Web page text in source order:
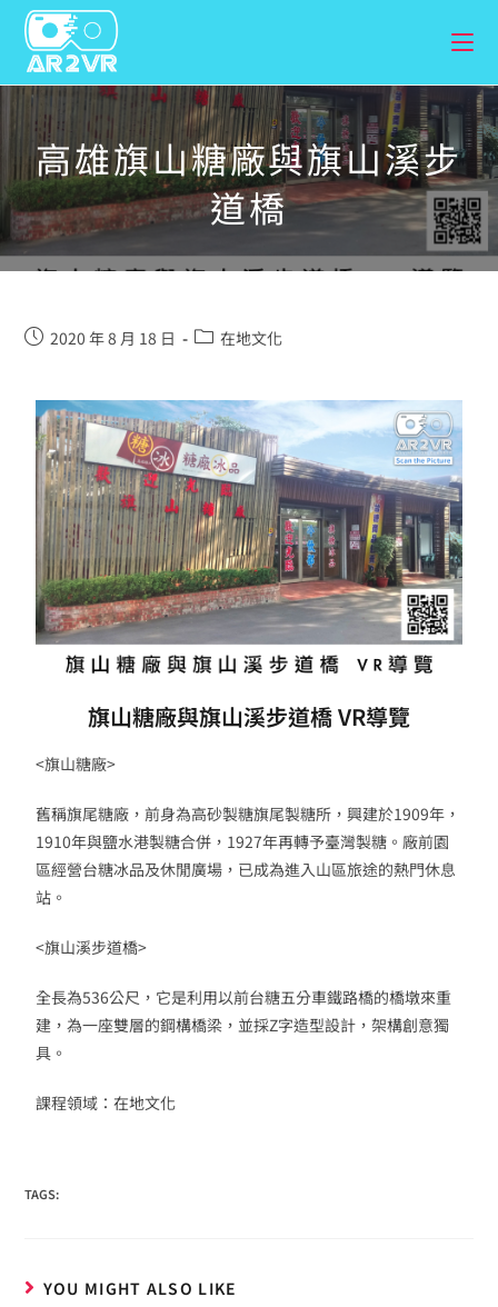
高雄旗山糖廠與旗山溪步
道橋
2020 年 8 月 18 日 在地文化
旗山糖廠與旗山溪步道橋 VR導覽
<旗山糖廠>
舊稱旗尾糖廠，前身為高砂製糖旗尾製糖所，興建於1909年，
1910年與鹽水港製糖合併，1927年再轉予臺灣製糖。廠前園
區經營台糖冰品及休閒廣場，已成為進入山區旅途的熱門休息
站。
<旗山溪步道橋>
全長為536公尺，它是利用以前台糖五分車鐵路橋的橋墩來重
建，為一座雙層的鋼構橋梁，並採Z字造型設計，架構創意獨
具。
課程領域：在地文化
TAGS:
YOU MIGHT ALSO LIKE